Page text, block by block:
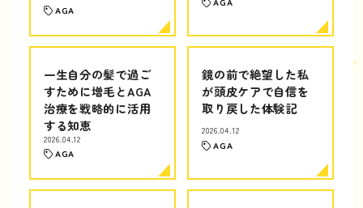
AGA
一生自分の髪で過ご
すために増毛とAGA
治療を戦略的に活用
する知恵
2026.04.12
AGA
鏡の前で絶望した私
が頭皮ケアで自信を
取り戻した体験記
2026.04.12
AGA